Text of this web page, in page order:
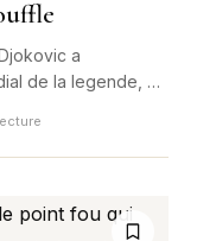
a
de la legende, du
du reste du